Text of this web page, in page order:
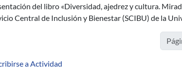
del libro «Diversidad, ajedrez y cultura.
Central de Inclusión y Bienestar (SCIBU) de la
a Actividad